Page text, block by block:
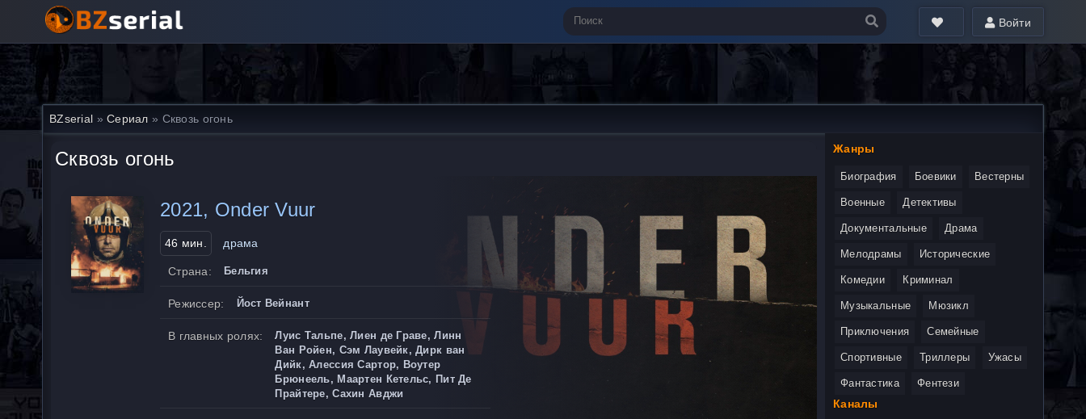
Войти
BZserial »Сериал » Сквозь огонь
Сквозь огонь
2021, Onder Vuur
46 мин. драма
Страна: Бельгия
Режиссер: Йост Вейнант
В главных ролях:
Луис Тальпе, Лиен де Граве, Линн
Ван Ройен, Сэм Лаувейк, Дирк ван
Дийк, Алессия Сартор, Воутер
Брюнеель, Маартен Кетельс, Пит Де
Прайтере, Сахин Авджи
Жанры
Биография Боевики Вестерны
Военные Детективы
Документальные Драма
Мелодрамы Исторические
Комедии Криминал
Музыкальные Мюзикл
Приключения Семейные
Спортивные Триллеры Ужасы
Фантастика Фентези
Каналы